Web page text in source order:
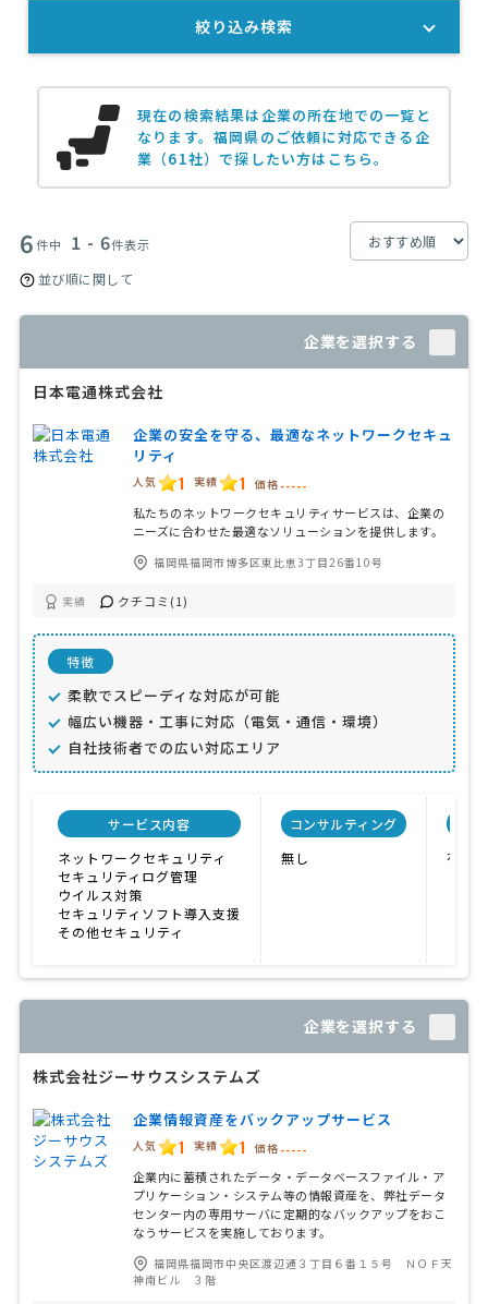
現在の検索結果は企業の所在地での一覧と
なります。福岡県のご依頼に対応できる企
業（61社）で探したい方はこちら。
6件中 1 - 6件表示
並び順に関して
企業を選択する
日本電通株式会社
企業の安全を守る、最適なネットワークセキュ
リティ
人気 1 実績 1 価格 -----
私たちのネットワークセキュリティサービスは、企業の
ニーズに合わせた最適なソリューションを提供します。
福岡県福岡市博多区東比恵3丁目26番10号
実績 クチコミ(1)
特徴
柔軟でスピーディな対応が可能
幅広い機器・工事に対応（電気・通信・環境）
自社技術者での広い対応エリア
サービス内容
ネットワークセキュリティ
セキュリティログ管理
ウイルス対策
セキュリティソフト導入支援
その他セキュリティ
コンサルティング
無し
有り
企業を選択する
株式会社ジーサウスシステムズ
企業情報資産をバックアップサービス
人気 1 実績 1 価格 -----
企業内に蓄積されたデータ・データベースファイル・ア
プリケーション・システム等の情報資産を、弊社データ
センター内の専用サーバに定期的なバックアップをおこ
なうサービスを実施しております。
福岡県福岡市中央区渡辺通３丁目６番１５号 ＮＯＦ天
神南ビル ３階
絞り込み検索